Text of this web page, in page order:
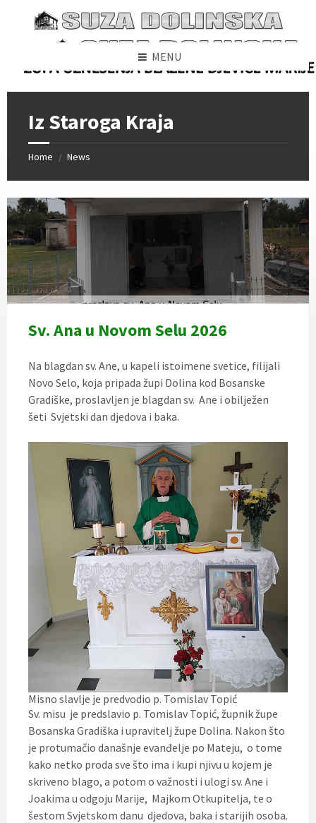
content
MENU
Iz Staroga Kraja
Home / News
Sv. Ana u Novom Selu 2026
Na blagdan sv. Ane, u kapeli istoimene svetice, filijali
Novo Selo, koja pripada župi Dolina kod Bosanske
Gradiške, proslavljen je blagdan sv. Ane i obilježen
šeti Svjetski dan djedova i baka.
Misno slavlje je predvodio p. Tomislav Topić
Sv. misu je predslavio p. Tomislav Topić, župnik župe
Bosanska Gradiška i upravitelj župe Dolina. Nakon što
je protumačio današnje evanđelje po Mateju, o tome
kako netko proda sve što ima i kupi njivu u kojem je
skriveno blago, a potom o važnosti i ulogi sv. Ane i
Joakima u odgoju Marije, Majkom Otkupitelja, te o
šestom Svjetskom danu djedova, baka i starijih osoba.